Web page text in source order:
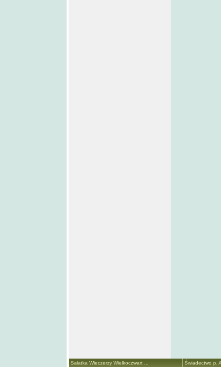
Sałatka Wieczerzy Wielkoczwart ... Świadectwo p.